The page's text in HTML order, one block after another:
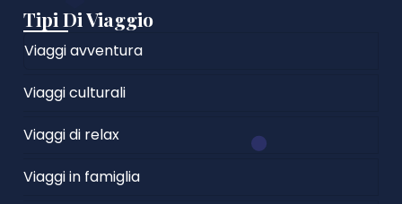
Tipi Di Viaggio
Viaggi avventura
Viaggi culturali
Viaggi di relax
Viaggi in famiglia